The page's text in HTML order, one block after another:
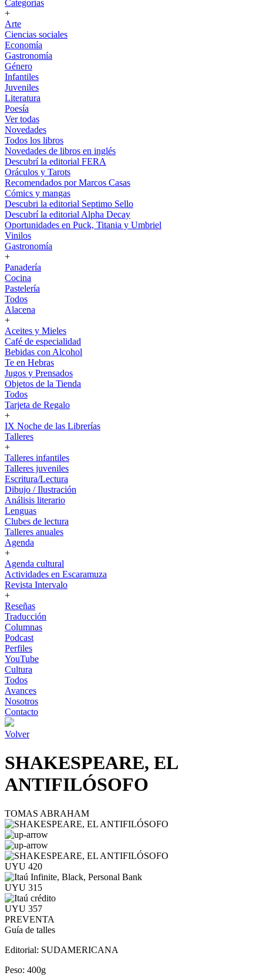
Categorías
+
Arte
Ciencias sociales
Economía
Gastronomía
Género
Infantiles
Juveniles
Literatura
Poesía
Ver todas
Novedades
Todos los libros
Novedades de libros en inglés
Descubrí la editorial FERA
Oráculos y Tarots
Recomendados por Marcos Casas
Cómics y mangas
Descubri la editorial Septimo Sello
Descubrí la editorial Alpha Decay
Oportunidades en Puck, Titania y Umbriel
Vinilos
Gastronomía
+
Panadería
Cocina
Pastelería
Todos
Alacena
+
Aceites y Mieles
Café de especialidad
Bebidas con Alcohol
Te en Hebras
Jugos y Prensados
Objetos de la Tienda
Todos
Tarjeta de Regalo
+
IX Noche de las Librerías
Talleres
+
Talleres infantiles
Talleres juveniles
Escritura/Lectura
Dibujo / Ilustración
Análisis literario
Lenguas
Clubes de lectura
Talleres anuales
Agenda
+
Agenda cultural
Actividades en Escaramuza
Revista Intervalo
+
Reseñas
Traducción
Columnas
Podcast
Perfiles
YouTube
Cultura
Todos
Avances
Nosotros
Contacto
Volver
SHAKESPEARE, EL
ANTIFILÓSOFO
TOMAS ABRAHAM
UYU 420
UYU 315
UYU 357
PREVENTA
Guía de talles
Editorial: SUDAMERICANA
Peso: 400g